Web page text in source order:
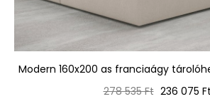
Modern 160x200 as franciaágy
Normál
278 535 Ft Ár
236 075 Ft